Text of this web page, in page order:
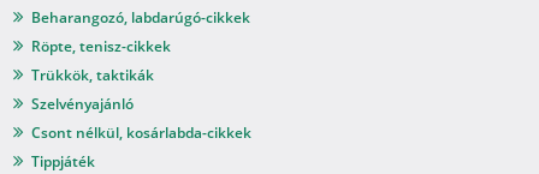
Beharangozó, labdarúgó-cikkek
Röpte, tenisz-cikkek
Trükkök, taktikák
Szelvényajánló
Csont nélkül, kosárlabda-cikkek
Tippjáték